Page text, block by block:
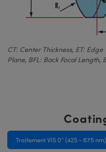
CT: Center Thickness, ET:
Plane, BFL: Back Focal Length,
Traitement VIS 0° (425 - 675 nm)